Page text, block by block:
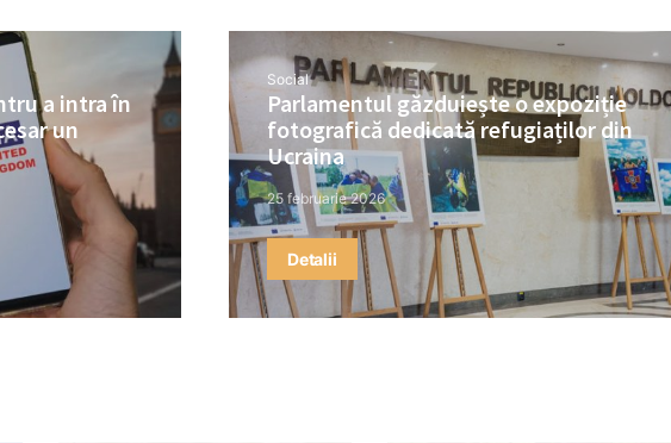
a intra în
un
Social
Parlamentul găzduiește o expoziție
fotografică dedicată refugiaților din
Ucraina
25 februarie 2026
Detalii